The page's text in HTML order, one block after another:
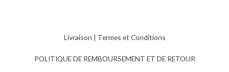
Livraison | Termes et Conditions
POLITIQUE DE REMBOURSEMENT ET DE RETOUR